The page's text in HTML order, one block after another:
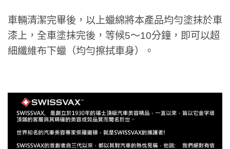
車輛清潔完畢後，以上蠟綿將本產品均勻塗抹於車
漆上，全車塗抹完後，等候5～10分鐘，即可以超
細纖維布下蠟（均勻擦拭車身）。